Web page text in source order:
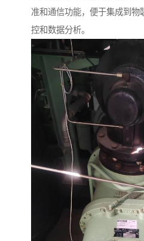
准和通信功能，便于集成到物
控和数据分析。